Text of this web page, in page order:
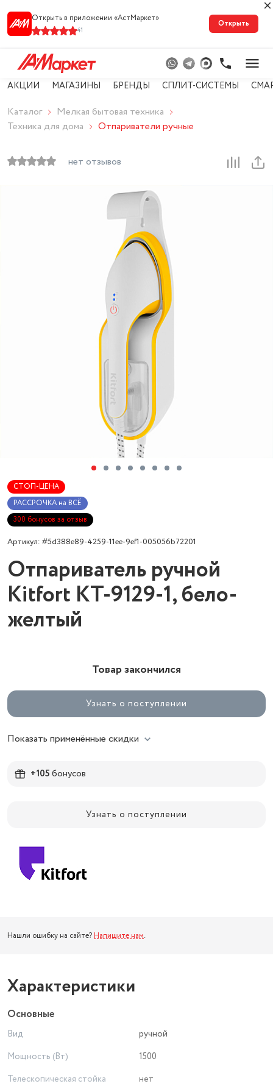
Открыть в приложении «АстМарке‪т‬»
41
Открыть
АКЦИИ МАГАЗИНЫ БРЕНДЫ СПЛИТ-СИСТЕМЫ
Каталог
Мелкая бытовая техника
Техника для дома
Отпариватели ручные
нет отзывов
СТОП-ЦЕНА
РАССРОЧКА на ВСЁ
300 бонусов за отзыв
Артикул: #5d388e89-4259-11ee-9ef1-005056b72201
Отпариватель ручной
Kitfort КТ-9129-1, бело-
желтый
Товар закончился
Узнать о поступлении
Показать применённые скидки
+105бонусов
Узнать о поступлении
Нашли ошибку на сайте? Напишите нам.
Характеристики
Основные
Вид
ручной
Мощность (Вт)
1500
Телескопическая стойка
нет